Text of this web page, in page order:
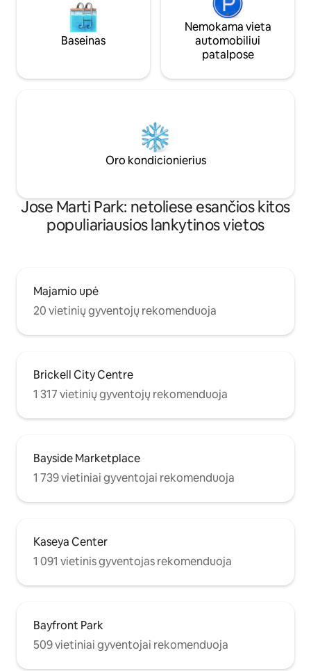
Baseinas
Nemokama vieta
automobiliui
patalpose
Oro kondicionierius
Jose Marti Park: netoliese esančios kitos
populiariausios lankytinos vietos
Majamio upė
20 vietinių gyventojų rekomenduoja
Brickell City Centre
1 317 vietinių gyventojų rekomenduoja
Bayside Marketplace
1 739 vietiniai gyventojai rekomenduoja
Kaseya Center
1 091 vietinis gyventojas rekomenduoja
Bayfront Park
509 vietiniai gyventojai rekomenduoja